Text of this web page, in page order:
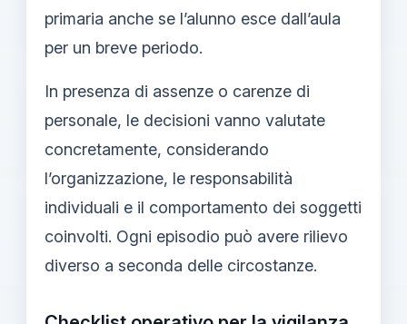
primaria anche se l’alunno esce dall’aula
per un breve periodo.
In presenza di assenze o carenze di
personale, le decisioni vanno valutate
concretamente, considerando
l’organizzazione, le responsabilità
individuali e il comportamento dei soggetti
coinvolti. Ogni episodio può avere rilievo
diverso a seconda delle circostanze.